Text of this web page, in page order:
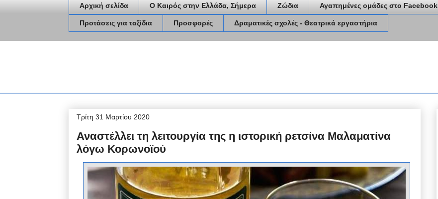
Αρχική σελίδα Ο Καιρός στην Ελλάδα, Σήμερα Ζώδια Αγαπημένες ομάδες στο Facebook
Προτάσεις για ταξίδια Προσφορές Δραματικές σχολές - Θεατρικά εργαστήρια
Τρίτη 31 Μαρτίου 2020
Αναστέλλει τη λειτουργία της η ιστορική ρετσίνα Μαλαματίνα
λόγω Κορωνοϊού